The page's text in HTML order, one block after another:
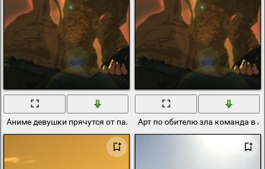
Аниме девушки прячутся от палящего солнцаАрт по обителю зла команда в